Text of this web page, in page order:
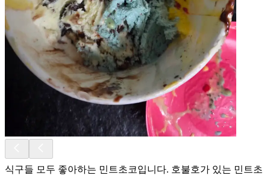
식구들 모두 좋아하는 민트초코입니다. 호불호가 있는 민트초